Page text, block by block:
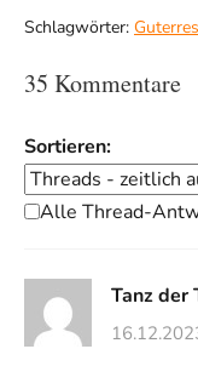
Schlagwörter: Guterres
35 Kommentare
Sortieren:
Alle Thread-
Tanz der